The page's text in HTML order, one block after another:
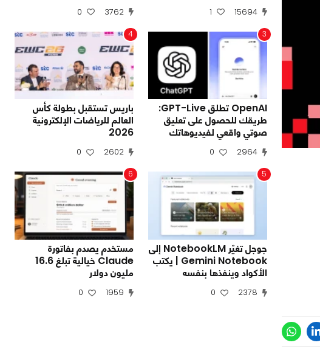
15694
1
3762
0
3
OpenAI تطلق GPT-Live:
طريقك للحصول على تعليق
صوتي واقعي لفيديوهاتك
2964
0
4
باريس تستقبل بطولة كأس
العالم للرياضات الإلكترونية
2026
2602
0
5
جوجل تغيّر NotebookLM إلى
Gemini Notebook | يكتب
الأكواد وينفذها بنفسه
2378
0
6
مستخدم يصدم بفاتورة
Claude خيالية تبلغ 16.6
مليون دولار
1959
0